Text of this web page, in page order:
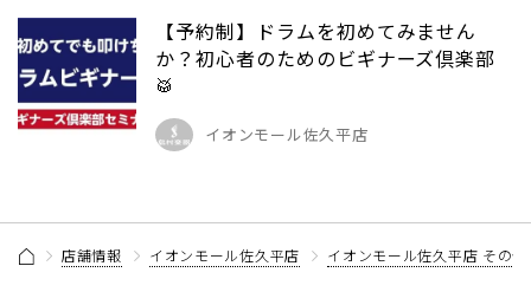
【予約制】ドラムを初めてみません
か？初心者のためのビギナーズ倶楽部
🥁
イオンモール佐久平店
店舗情報 イオンモール佐久平店 イオンモール佐久平店 その